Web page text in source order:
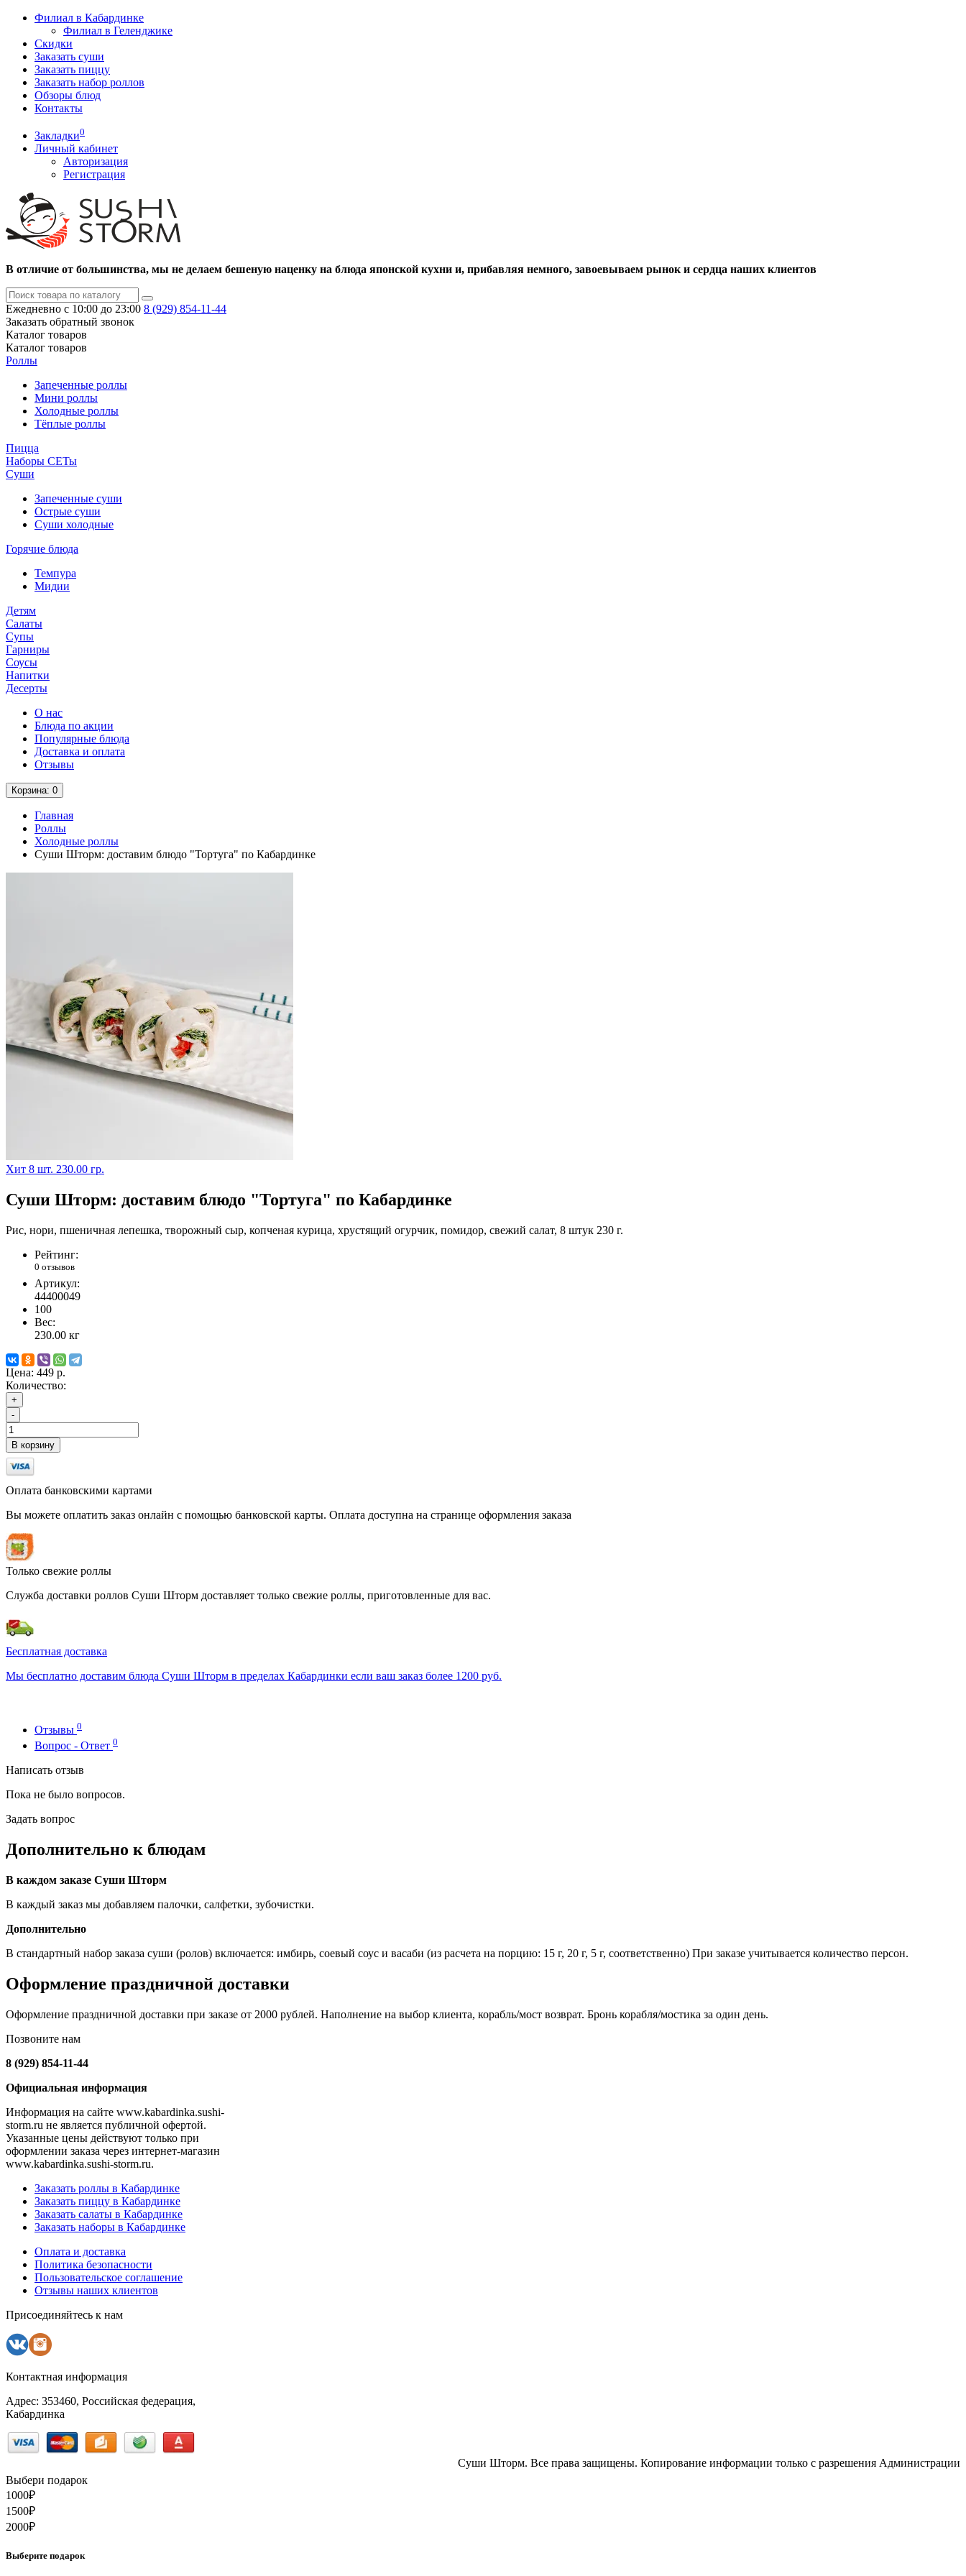
Филиал в Кабардинке
Филиал в Геленджике
Скидки
Заказать суши
Заказать пиццу
Заказать набор роллов
Обзоры блюд
Контакты
Закладки0
Личный кабинет
Авторизация
Регистрация
В отличие от большинства, мы не делаем бешеную наценку на блюда японской кухни и, прибавляя немного, завоевываем рынок и сердца наших клиентов
Ежедневно с 10:00 до 23:00 8 (929) 854-11-44
Заказать обратный звонок
Каталог товаров
Каталог товаров
Роллы
Запеченные роллы
Мини роллы
Холодные роллы
Тёплые роллы
Пицца
Наборы СЕТы
Суши
Запеченные суши
Острые суши
Суши холодные
Горячие блюда
Темпура
Мидии
Детям
Салаты
Супы
Гарниры
Соусы
Напитки
Десерты
О нас
Блюда по акции
Популярные блюда
Доставка и оплата
Отзывы
Корзина: 0
Главная
Роллы
Холодные роллы
Суши Шторм: доставим блюдо "Тортуга" по Кабардинке
Хит 8 шт. 230.00 гр.
Суши Шторм: доставим блюдо "Тортуга" по Кабардинке
Рис, нори, пшеничная лепешка, творожный сыр, копченая курица, хрустящий огурчик, помидор, свежий салат, 8 штук 230 г.
Рейтинг:
0 отзывов
Артикул:
44400049
100
Вес:
230.00 кг
Цена: 449 р.
Количество:
+
-
В корзину
Оплата банковскими картами
Вы можете оплатить заказ онлайн с помощью банковской карты. Оплата доступна на странице оформления заказа
Только свежие роллы
Служба доставки роллов Суши Шторм доставляет только свежие роллы, приготовленные для вас.
Бесплатная доставка
Мы бесплатно доставим блюда Суши Шторм в пределах Кабардинки если ваш заказ более 1200 руб.
Отзывы 0
Вопрос - Ответ 0
Написать отзыв
Пока не было вопросов.
Задать вопрос
Дополнительно к блюдам
В каждом заказе Суши Шторм
В каждый заказ мы добавляем палочки, салфетки, зубочистки.
Дополнительно
В стандартный набор заказа суши (ролов) включается: имбирь, соевый соус и васаби (из расчета на порцию: 15 г, 20 г, 5 г, соответственно) При заказе учитывается количество персон.
Оформление праздничной доставки
Оформление праздничной доставки при заказе от 2000 рублей. Наполнение на выбор клиента, корабль/мост возврат. Бронь корабля/мостика за один день.
Позвоните нам
8 (929) 854-11-44
Официальная информация
Информация на сайте www.kabardinka.sushi-
storm.ru не является публичной офертой.
Указанные цены действуют только при
оформлении заказа через интернет-магазин
www.kabardinka.sushi-storm.ru.
Заказать роллы в Кабардинке
Заказать пиццу в Кабардинке
Заказать салаты в Кабардинке
Заказать наборы в Кабардинке
Оплата и доставка
Политика безопасности
Пользовательское соглашение
Отзывы наших клиентов
Присоединяйтесь к нам
Контактная информация
Адрес: 353460, Российская федерация,
Кабардинка
Суши Шторм. Все права защищены. Копирование информации только с разрешения Администрации
Выбери подарок
1000₽
1500₽
2000₽
Выберите подарок